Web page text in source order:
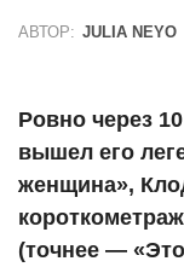
АВТОР: JULIA NEYO
Ровно через
вышел его
женщина»,
(точнее —